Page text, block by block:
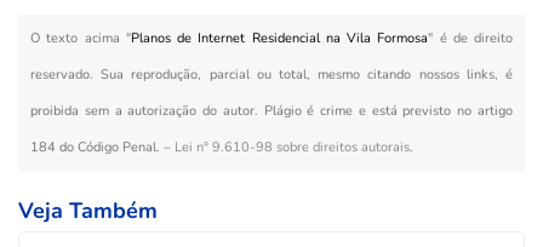
O texto acima "Planos de Internet Residencial na Vila Formosa" é de direito
reservado. Sua reprodução, parcial ou total, mesmo citando nossos links, é
proibida sem a autorização do autor. Plágio é crime e está previsto no artigo
184 do Código Penal. – Lei n° 9.610-98 sobre direitos autorais.
Veja Também